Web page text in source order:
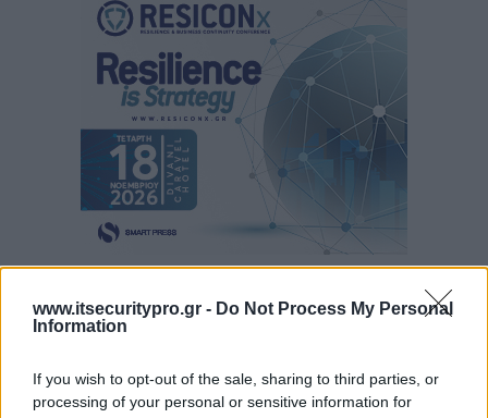
www.itsecuritypro.gr - Do Not Process My Personal
Information
If you wish to opt-out of the sale, sharing to third parties, or
processing of your personal or sensitive information for